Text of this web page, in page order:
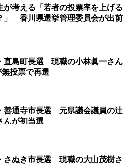
が考える「若者の投票率を上げる
」 香川県選挙管理委員会が出前
直島町長選 現職の小林眞一さん
無投票で再選
善通寺市長選 元県議会議員の辻
んが初当選
さぬき市長選 現職の大山茂樹さ